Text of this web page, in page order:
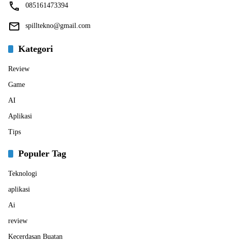
085161473394
spilltekno@gmail.com
Kategori
Review
Game
AI
Aplikasi
Tips
Populer Tag
Teknologi
aplikasi
Ai
review
Kecerdasan Buatan